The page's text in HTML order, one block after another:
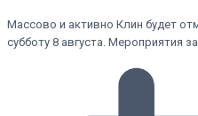
Массово и активно Клин будет
субботу 8 августа. Мероприятия